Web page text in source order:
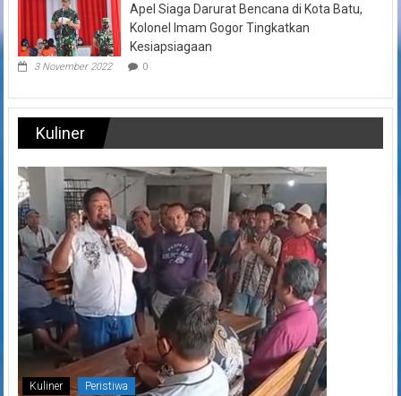
Apel Siaga Darurat Bencana di Kota Batu,
Kolonel Imam Gogor Tingkatkan
Kesiapsiagaan
3 November 2022 0
Kuliner
Kuliner Peristiwa